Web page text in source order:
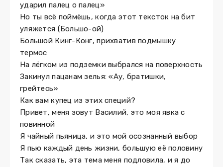
ударил палец о палец»
Но ты всё поймёшь, когда этот тексток на бит
уляжется (Большо-ой)
Большой Кинг-Конг, прихватив подмышку
термос
На лёгком из подземки выбрался на поверхность
Закинул пацанам зелья: «Ау, братишки,
грейтесь»
Как вам купец из этих специй?
Привет, меня зовут Василий, это моя явка с
повинной
Я чайный пьяница, и это мой осознанный выбор
Я пью каждый день жизни, большую её половину
Так сказать, эта тема меня подловила, и я до